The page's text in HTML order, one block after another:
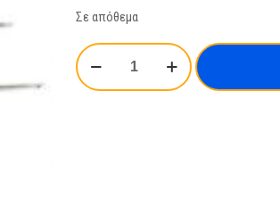
Σε απόθεμα
Boeing
767-